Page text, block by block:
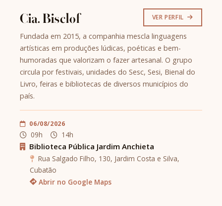
Cia. Bisclof VER PERFIL
Fundada em 2015, a companhia mescla linguagens
artísticas em produções lúdicas, poéticas e bem-
humoradas que valorizam o fazer artesanal. O grupo
circula por festivais, unidades do Sesc, Sesi, Bienal do
Livro, feiras e bibliotecas de diversos municípios do
país.
06/08/2026
09h 14h
Biblioteca Pública Jardim Anchieta
Rua Salgado Filho, 130, Jardim Costa e Silva,
Cubatão
Abrir no Google Maps